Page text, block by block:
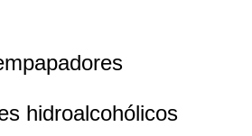
hidroalcohólicos